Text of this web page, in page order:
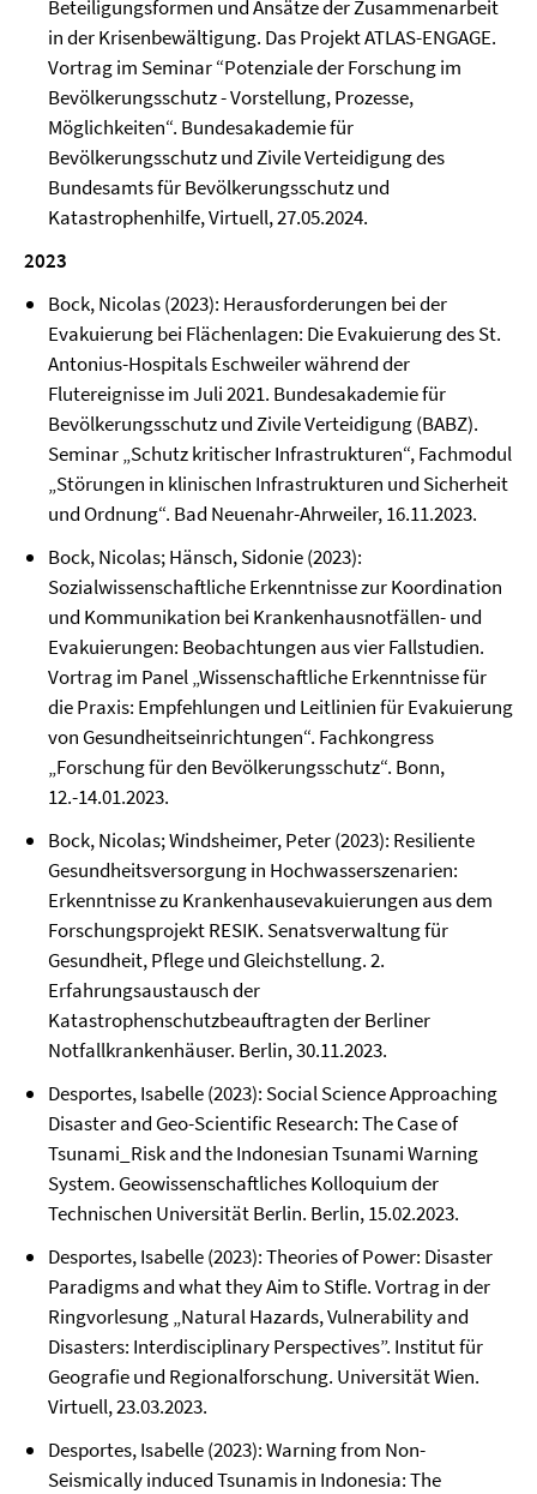
Beteiligungsformen und Ansätze der Zusammenarbeit
in der Krisenbewältigung. Das Projekt ATLAS-ENGAGE.
Vortrag im Seminar “Potenziale der Forschung im
Bevölkerungsschutz - Vorstellung, Prozesse,
Möglichkeiten“. Bundesakademie für
Bevölkerungsschutz und Zivile Verteidigung des
Bundesamts für Bevölkerungsschutz und
Katastrophenhilfe, Virtuell, 27.05.2024.
2023
Bock, Nicolas (2023): Herausforderungen bei der
Evakuierung bei Flächenlagen: Die Evakuierung des St.
Antonius-Hospitals Eschweiler während der
Flutereignisse im Juli 2021. Bundesakademie für
Bevölkerungsschutz und Zivile Verteidigung (BABZ).
Seminar „Schutz kritischer Infrastrukturen“, Fachmodul
„Störungen in klinischen Infrastrukturen und Sicherheit
und Ordnung“. Bad Neuenahr-Ahrweiler, 16.11.2023.
Bock, Nicolas; Hänsch, Sidonie (2023):
Sozialwissenschaftliche Erkenntnisse zur Koordination
und Kommunikation bei Krankenhausnotfällen- und
Evakuierungen: Beobachtungen aus vier Fallstudien.
Vortrag im Panel „Wissenschaftliche Erkenntnisse für
die Praxis: Empfehlungen und Leitlinien für Evakuierung
von Gesundheitseinrichtungen“. Fachkongress
„Forschung für den Bevölkerungsschutz“. Bonn,
12.-14.01.2023.
Bock, Nicolas; Windsheimer, Peter (2023): Resiliente
Gesundheitsversorgung in Hochwasserszenarien:
Erkenntnisse zu Krankenhausevakuierungen aus dem
Forschungsprojekt RESIK. Senatsverwaltung für
Gesundheit, Pflege und Gleichstellung. 2.
Erfahrungsaustausch der
Katastrophenschutzbeauftragten der Berliner
Notfallkrankenhäuser. Berlin, 30.11.2023.
Desportes, Isabelle (2023): Social Science Approaching
Disaster and Geo-Scientific Research: The Case of
Tsunami_Risk and the Indonesian Tsunami Warning
System. Geowissenschaftliches Kolloquium der
Technischen Universität Berlin. Berlin, 15.02.2023.
Desportes, Isabelle (2023): Theories of Power: Disaster
Paradigms and what they Aim to Stifle. Vortrag in der
Ringvorlesung „Natural Hazards, Vulnerability and
Disasters: Interdisciplinary Perspectives”. Institut für
Geografie und Regionalforschung. Universität Wien.
Virtuell, 23.03.2023.
Desportes, Isabelle (2023): Warning from Non-
Seismically induced Tsunamis in Indonesia: The